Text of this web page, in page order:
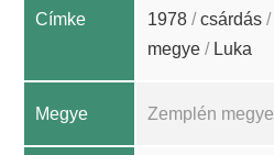
Címke 1978 /csárdás /
megye / Luka
Megye Zemplén megye